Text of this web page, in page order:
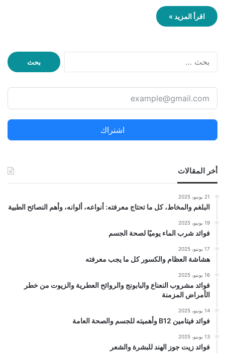
اقرأ المزيد »
ح
ع
ن
اشتراك
أخر المقالات
21 يونيو، 2025
البلغم والمخاط، كل ما تحتاج معرفته: أنواعه، ألوانه، وأهم النصائح الطبية
19 يونيو، 2025
فوائد شرب الماء يوميًا لصحة الجسم
17 يونيو، 2025
هشاشة العظام والكسور كل ما يجب معرفته
16 يونيو، 2025
فوائد مشروب النعناع والبابونج والروائح العطرية والزيوت من خطر
الأمراض المزمنة
14 يونيو، 2025
فوائد فيتامين B12 وأهميته للجسم والصحة العامة
13 يونيو، 2025
فوائد زيت جوز الهند للبشرة والشعر